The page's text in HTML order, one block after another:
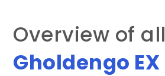
Overview of all
Gholdengo EX